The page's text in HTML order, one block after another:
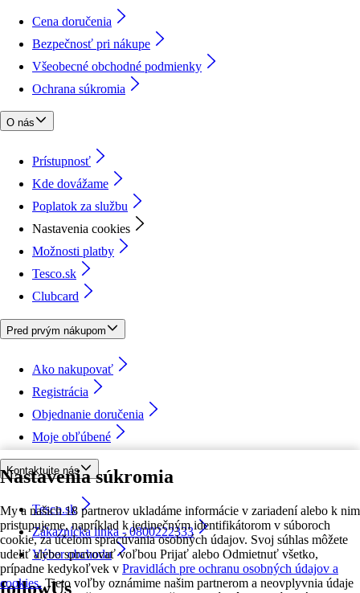
Nastavenia súkromia
My a našich 18 partnerov ukladáme informácie v zariadení alebo k nim
pristupujeme, napríklad k jedinečným identifikátorom v súboroch
cookie, za účelom spracúvania osobných údajov. Svoj súhlas môžete
udeliť alebo spravovať voľbou Prijať alebo Odmietnuť všetko,
prípadne kedykoľvek v Pravidlách pre ochranu osobných údajov a
cookies. Tieto voľby oznámime našim partnerom a neovplyvnia údaje
Cena doručenia
Bezpečnosť pri nákupe
Všeobecné obchodné podmienky
Ochrana súkromia
O nás
Prístupnosť
Kde dovážame
Poplatok za službu
Nastavenia cookies
Možnosti platby
Tesco.sk
Clubcard
Pred prvým nákupom
Ako nakupovať
Registrácia
Objednanie doručenia
Moje obľúbené
Kontaktujte nás
Tesco.sk
Zákaznícka linka - 0800222333
Výber obchodu
followUs